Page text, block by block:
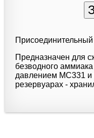
Предназначен для
безводного
давлением МС331 и
резервуарах -